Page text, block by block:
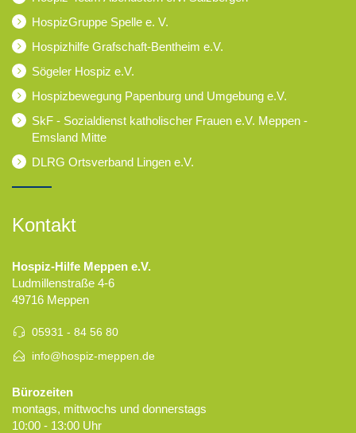
HospizGruppe Spelle e. V.
Hospizhilfe Grafschaft-Bentheim e.V.
Sögeler Hospiz e.V.
Hospizbewegung Papenburg und Umgebung e.V.
SkF - Sozialdienst katholischer Frauen e.V. Meppen -
Emsland Mitte
DLRG Ortsverband Lingen e.V.
Kontakt
Hospiz-Hilfe Meppen e.V.
Ludmillenstraße 4-6
49716 Meppen
05931 - 84 56 80
info@hospiz-meppen.de
Bürozeiten
montags, mittwochs und donnerstags
10:00 - 13:00 Uhr